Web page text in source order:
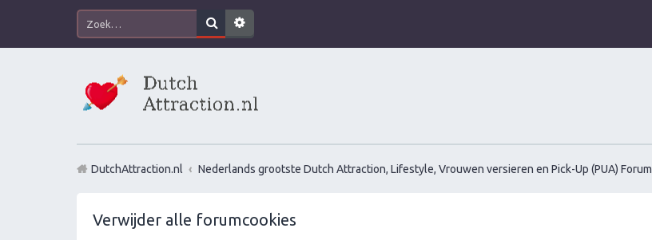
DutchAttraction.nl Nederlands grootste Dutch Attraction, Lifestyle, Vrouwen versieren en Pick-Up (PUA) Forum
Verwijder alle forumcookies